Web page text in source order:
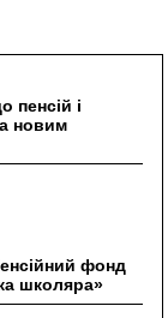
пенсій і
новим
фонд
школяра»